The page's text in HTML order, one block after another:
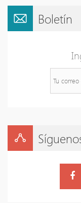
Boletín